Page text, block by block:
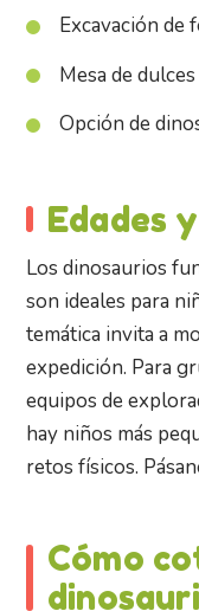
Excavación de
Mesa de
Opción de
Edades
Los dinosaurios
son ideales para
temática invita a
expedición. Para
equipos de
hay niños más
retos físicos.
Cómo